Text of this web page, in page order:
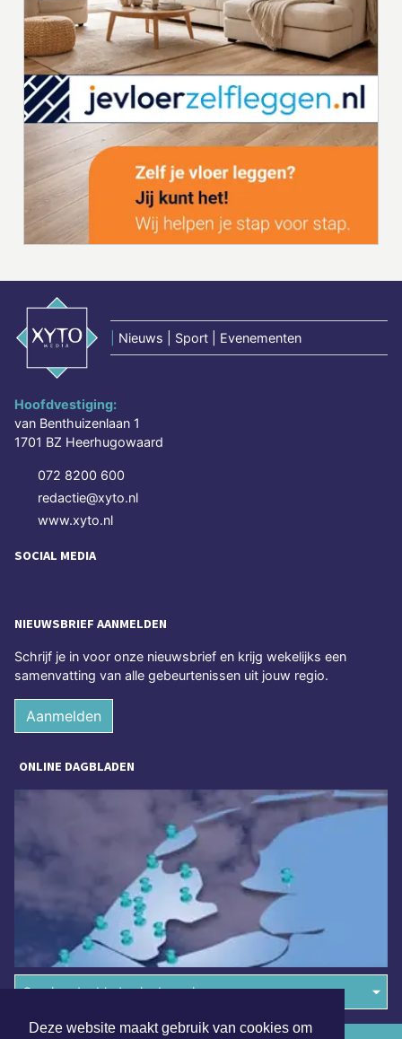
Deze website maakt gebruik van cookies om
Nieuws | Sport | Evenementen
Hoofdvestiging:
van Benthuizenlaan 1
1701 BZ Heerhugowaard
072 8200 600
redactie@xyto.nl
www.xyto.nl
SOCIAL MEDIA
NIEUWSBRIEF AANMELDEN
Schrijf je in voor onze nieuwsbrief en krijg wekelijks een
samenvatting van alle gebeurtenissen uit jouw regio.
Aanmelden
ONLINE DAGBLADEN
Overige dagbladen in de regio